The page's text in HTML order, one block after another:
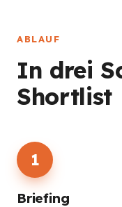
ABLAUF
In drei
Shortlist
1
Briefing